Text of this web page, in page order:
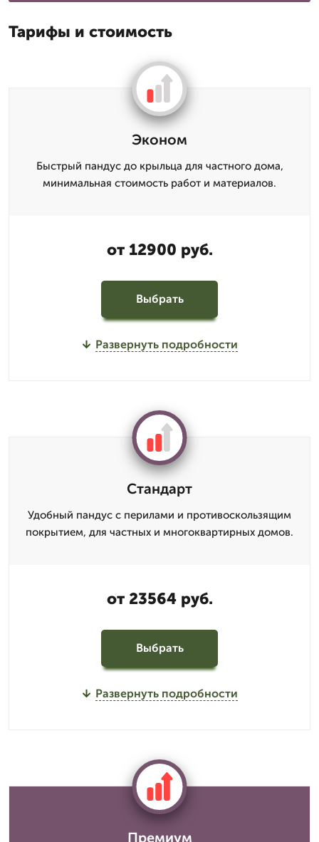
Тарифы и стоимость
Эконом
Быстрый пандус до крыльца для частного дома,
минимальная стоимость работ и материалов.
от 12900 руб.
Выбрать
Развернуть подробности
Стандарт
Удобный пандус с перилами и противоскользящим
покрытием, для частных и многоквартирных домов.
от 23564 руб.
Выбрать
Развернуть подробности
Премиум